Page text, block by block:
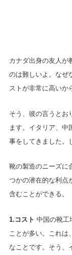
カナダ出身の友人が
のは難しいよ。なぜ
ストが非常に高いか
そう、彼の言うとお
ます。イタリア、
事をしてきました。
靴の製造のニーズに
つかの潜在的な利点
含むことができる。
1.コスト 中国の靴工
ことが多い。これは
なことです。そう、